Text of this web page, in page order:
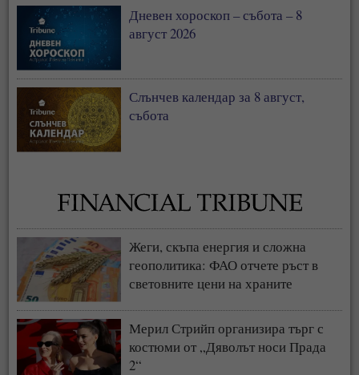
Дневен хороскоп – събота – 8
август 2026
Слънчев календар за 8 август,
събота
Жеги, скъпа енергия и сложна
геополитика: ФАО отчете ръст в
световните цени на храните
Мерил Стрийп организира търг с
костюми от „Дяволът носи Прада
2“